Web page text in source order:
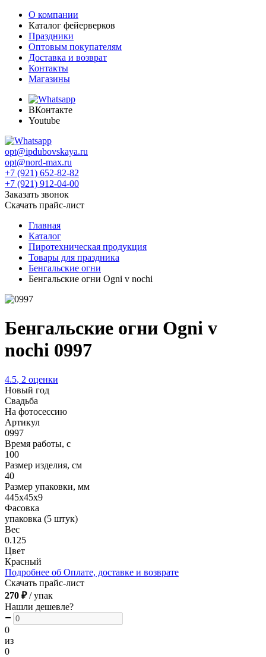
О компании
Каталог фейерверков
Праздники
Оптовым покупателям
Доставка и возврат
Контакты
Магазины
ВКонтакте
Youtube
opt@ipdubovskaya.ru
opt@nord-max.ru
+7 (921) 652-82-82
+7 (921) 912-04-00
Заказать звонок
Скачать прайс-лист
Главная
Каталог
Пиротехническая продукция
Товары для праздника
Бенгальские огни
Бенгальские огни Ogni v nochi
Бенгальские огни Ogni v
nochi 0997
4.5, 2 оценки
Новый год
Свадьба
На фотосессию
Артикул
0997
Время работы, с
100
Размер изделия, см
40
Размер упаковки, мм
445х45х9
Фасовка
упаковка (5 штук)
Вес
0.125
Цвет
Красный
Подробнее об Оплате, доставке и возврате
Скачать прайс-лист
270 ₽ / упак
Нашли дешевле?
0
из
0